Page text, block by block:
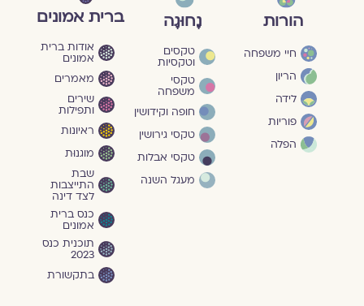
הורות
חיי משפחה
הריון
לידה
פוריות
הפלה
נָחוּגָה
טקסים
וטקסיות
טקסי
משפחה
חופה וקידושין
טקסי גירושין
טקסי אבלות
מעגל השנה
ברית אמונים
אודות ברית
אמונים
מאמרים
שירים
ותפילות
ראיונות
מוגנוּת
שבת
התייצבות
לצד דינה
כנס ברית
אמונים
תוכנית כנס
2023
בתקשורת